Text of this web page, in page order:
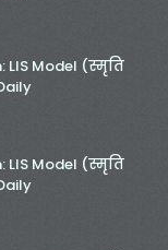
LIS Model (स्मृति
LIS Model (स्मृति